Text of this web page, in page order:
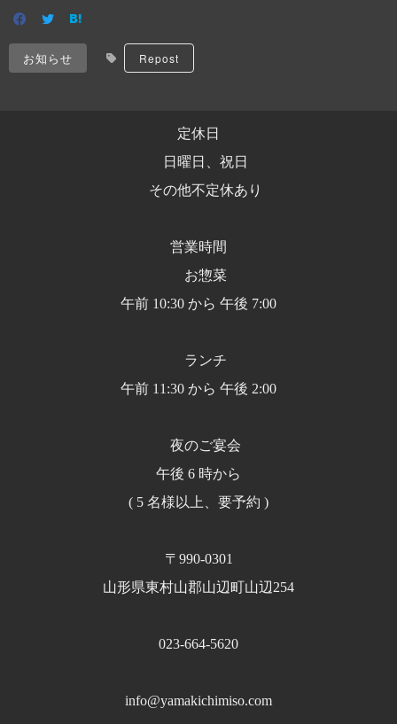
お知らせ Repost
定休日
日曜日、祝日
その他不定休あり
営業時間
お惣菜
午前 10:30 から 午後 7:00
ランチ
午前 11:30 から 午後 2:00
夜のご宴会
午後 6 時から
( 5 名様以上、要予約 )
〒990-0301
山形県東村山郡山辺町山辺254
023-664-5620
info@yamakichimiso.com